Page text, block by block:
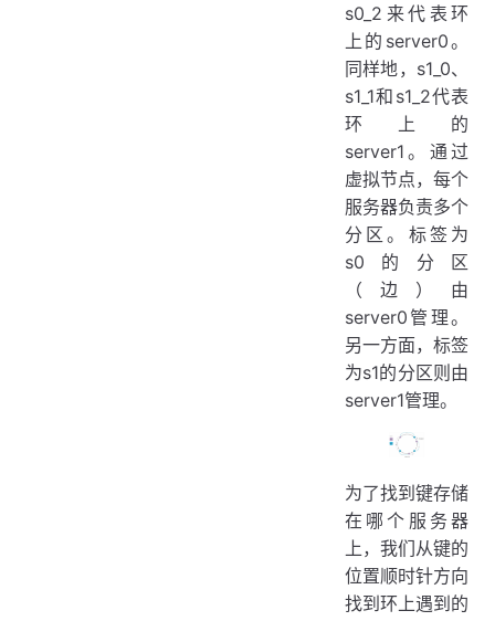
s0_2来代表环
上的server0。
同样地，s1_0、
s1_1和s1_2代表
环上的
server1。通过
虚拟节点，每个
服务器负责多个
分区。标签为
s0的分区
（边）由
server0管理。
另一方面，标签
为s1的分区则由
server1管理。
为了找到键存储
在哪个服务器
上，我们从键的
位置顺时针方向
找到环上遇到的